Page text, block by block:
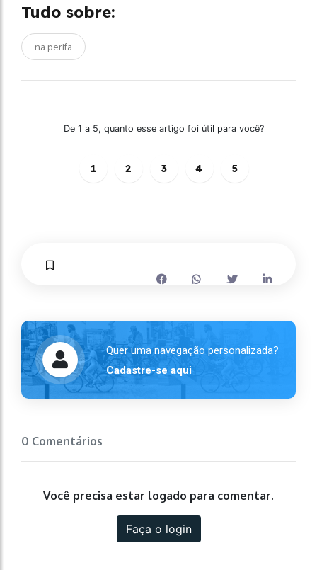
Tudo sobre:
na perifa
De 1 a 5, quanto esse artigo foi útil para você?
1 2 3 4 5
Quer uma navegação personalizada?
Cadastre-se aqui
0 Comentários
Você precisa estar logado para comentar.
Faça o login